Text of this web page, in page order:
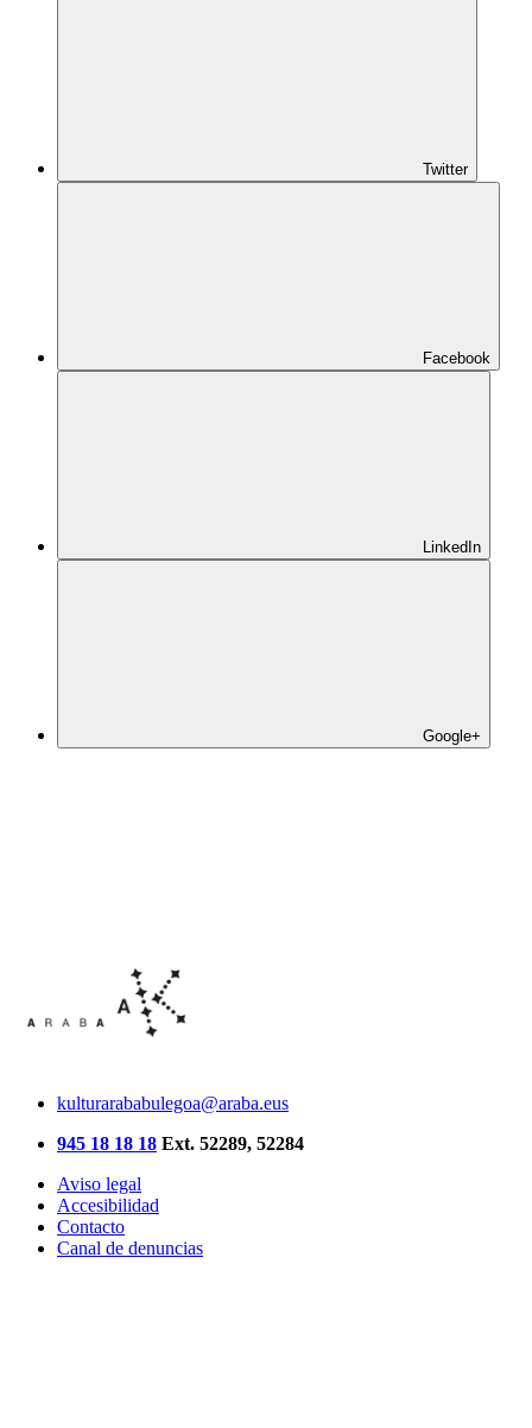
Twitter
Facebook
LinkedIn
Google+
kulturarababulegoa@araba.eus
945 18 18 18 Ext. 52289, 52284
Aviso legal
Accesibilidad
Contacto
Canal de denuncias